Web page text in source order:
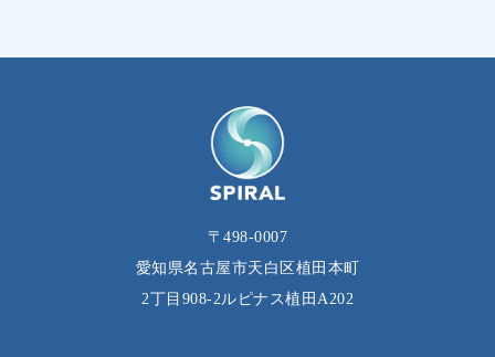
〒498-0007
愛知県名古屋市天白区植田本町
2丁目908‐2ルピナス植田A202